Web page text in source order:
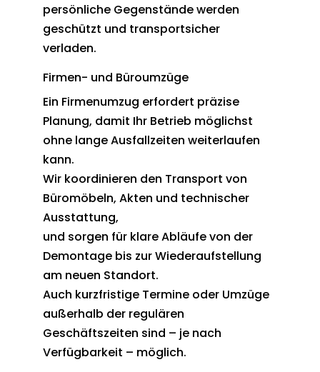
persönliche Gegenstände werden
geschützt und transportsicher
verladen.
Firmen- und Büroumzüge
Ein Firmenumzug erfordert präzise
Planung, damit Ihr Betrieb möglichst
ohne lange Ausfallzeiten weiterlaufen
kann.
Wir koordinieren den Transport von
Büromöbeln, Akten und technischer
Ausstattung,
und sorgen für klare Abläufe von der
Demontage bis zur Wiederaufstellung
am neuen Standort.
Auch kurzfristige Termine oder Umzüge
außerhalb der regulären
Geschäftszeiten sind – je nach
Verfügbarkeit – möglich.